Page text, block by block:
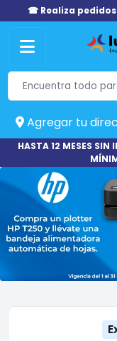
☎ Realiza
Agregar tu
HASTA 12 MESES SIN